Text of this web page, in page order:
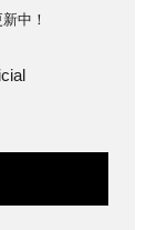
中！